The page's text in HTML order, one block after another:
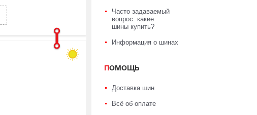
Часто задаваемый
вопрос: какие
шины купить?
Информация о шинах
ПОМОЩЬ
Доставка шин
Всё об оплате